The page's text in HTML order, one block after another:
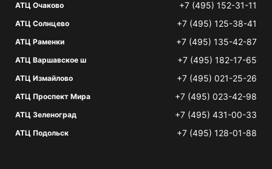
АТЦ Очаково +7 (495) 152-31-11
АТЦ Солнцево +7 (495) 125-38-41
АТЦ Раменки +7 (495) 135-42-87
АТЦ Варшавское ш +7 (495) 182-17-65
АТЦ Измайлово +7 (495) 021-25-26
АТЦ Проспект Мира +7 (495) 023-42-98
АТЦ Зеленоград +7 (495) 431-00-33
АТЦ Подольск +7 (495) 128-01-88